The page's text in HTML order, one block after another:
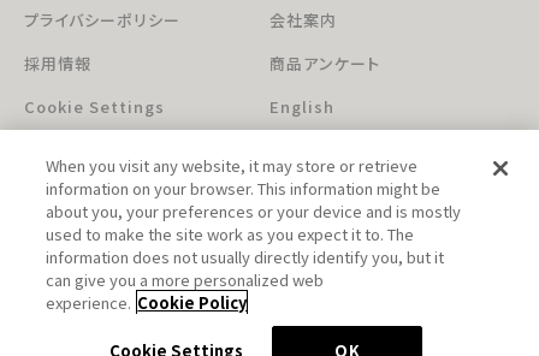
プライバシーポリシー
会社案内
採用情報
商品アンケート
Cookie Settings
English
このホームページに掲載されている著作物の無断利用を禁じます。
When you visit any website, it may store or retrieve
information on your browser. This information might be
about you, your preferences or your device and is mostly
used to make the site work as you expect it to. The
information does not usually directly identify you, but it
can give you a more personalized web
experience. Cookie Policy
Cookie Settings OK